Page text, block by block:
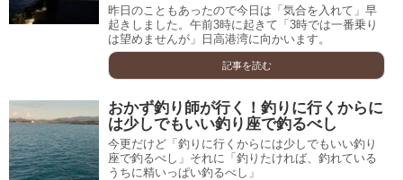
昨日のこともあったので今日は「気合を入れて」早
起きしました。午前3時に起きて「3時では一番乗り
は望めませんが」日高港湾に向かいます。
記事を読む
おかず釣り師が行く！釣りに行くからに
は少しでもいい釣り座で釣るべし
今更だけど「釣りに行くからには少しでもいい釣り
座で釣るべし」それに「釣りたければ、釣れている
うちに精いっぱい釣るべし」